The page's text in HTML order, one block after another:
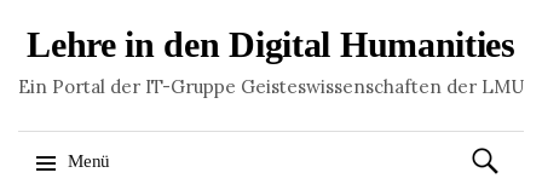
Lehre in den Digital Humanities
Ein Portal der IT-Gruppe Geisteswissenschaften der LMU
Menü
Suchen
nach: